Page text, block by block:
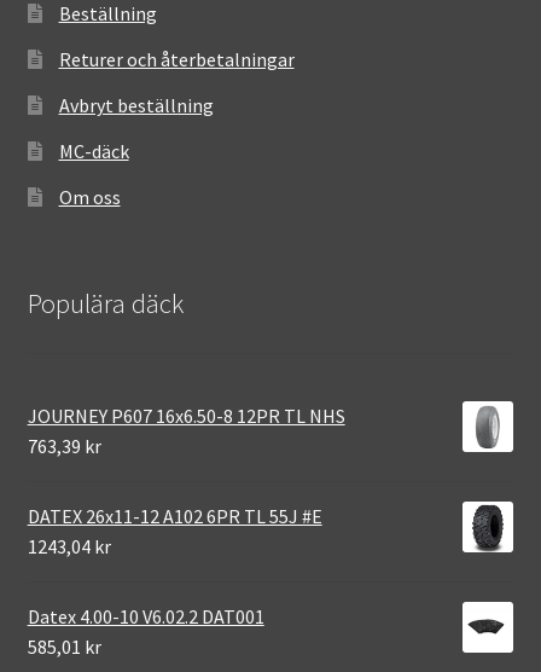
Beställning
Returer och återbetalningar
Avbryt beställning
MC-däck
Om oss
Populära däck
JOURNEY P607 16x6.50-8 12PR TL NHS
763,39 kr
DATEX 26x11-12 A102 6PR TL 55J #E
1243,04 kr
Datex 4.00-10 V6.02.2 DAT001
585,01 kr